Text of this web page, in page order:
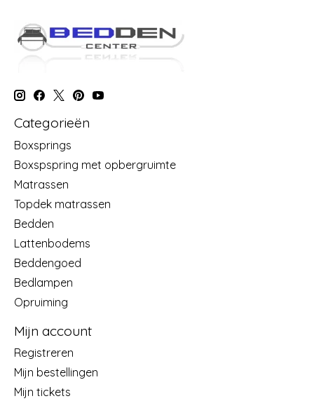
en voel het verschil vanaf de eerste nacht.
Categorieën
Boxsprings
Boxspspring met opbergruimte
Matrassen
Topdek matrassen
Bedden
Lattenbodems
Beddengoed
Bedlampen
Opruiming
Mijn account
Registreren
Mijn bestellingen
Mijn tickets